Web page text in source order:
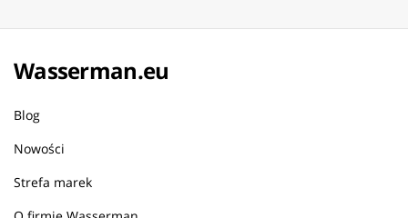
Wasserman.eu
Blog
Nowości
Strefa marek